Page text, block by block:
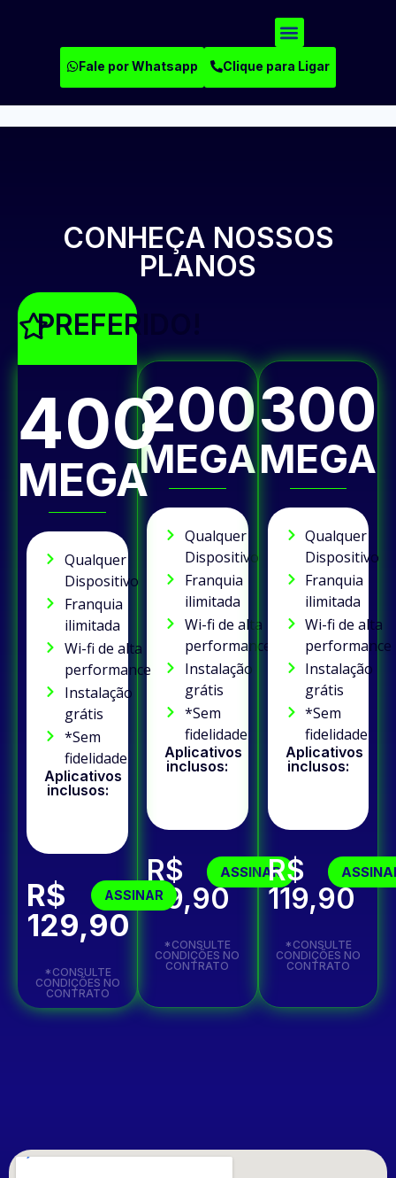
Fale por Whatsapp Clique para Ligar
CONHEÇA NOSSOS
PLANOS
200
MEGA
Qualquer
Dispositivo
Franquia
ilimitada
Wi-fi de alta
performance
Instalação
grátis
*Sem
fidelidade
Aplicativos
inclusos:
R$
99,90
ASSINAR
*CONSULTE
CONDIÇÕES NO
CONTRATO
PREFERIDO!
400
MEGA
Qualquer
Dispositivo
Franquia
ilimitada
Wi-fi de alta
performance
Instalação
grátis
*Sem
fidelidade
Aplicativos
inclusos:
R$
129,90
ASSINAR
*CONSULTE
CONDIÇÕES NO
CONTRATO
300
MEGA
Qualquer
Dispositivo
Franquia
ilimitada
Wi-fi de alta
performance
Instalação
grátis
*Sem
fidelidade
Aplicativos
inclusos:
R$
119,90
*CONSULTE
CONDIÇÕES NO
CONTRATO